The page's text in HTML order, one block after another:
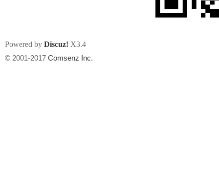
州
Powered by Discuz! X3.4
© 2001-2017 Comsenz Inc.